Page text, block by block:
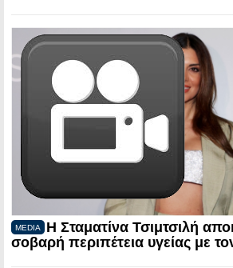
MEDIA
Η Σταματίνα Τσιμτσιλή
σοβαρή περιπέτεια υγείας με